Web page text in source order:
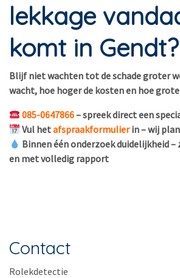
lekkage
komt in Gendt?
Blijf niet wachten tot de schade groter
wacht, hoe hoger de kosten en hoe
085-0647866– spreek direct een
Vul hetafspraakformulierin – wij
Binnen één onderzoek duidelijkheid
en met volledig rapport
Contact
Rolekdetectie